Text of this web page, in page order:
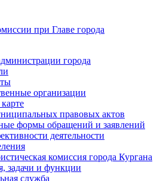
при Главе города
города
организации
правовых актов
формы обращений и заявлений
деятельности
комиссия города Кургана
задачи и функции
служба